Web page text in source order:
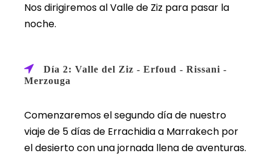
Nos dirigiremos al Valle de Ziz para pasar la
noche.
Día 2: Valle del Ziz - Erfoud - Rissani -
Merzouga
Comenzaremos el segundo día de nuestro
viaje de 5 días de Errachidia a Marrakech por
el desierto con una jornada llena de aventuras.